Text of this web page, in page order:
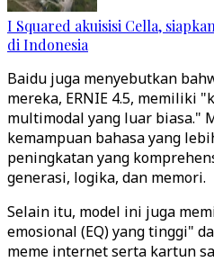
I Squared akuisisi Cella,
di Indonesia
Baidu juga menyebutkan
mereka, ERNIE 4.5, memiliki
multimodal yang luar biasa."
kemampuan bahasa yang
peningkatan yang
generasi, logika, dan memori.
Selain itu, model ini juga
emosional (EQ) yang tinggi"
meme internet serta kartun